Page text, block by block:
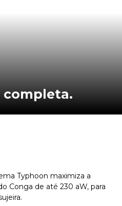
completa.
Typhoon maximiza a
Conga de até 230 aW, para